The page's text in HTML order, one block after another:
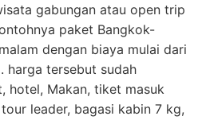
gabungan atau open trip
paket Bangkok-
dengan biaya mulai dari
harga tersebut sudah
hotel, Makan, tiket masuk
leader, bagasi kabin 7 kg,